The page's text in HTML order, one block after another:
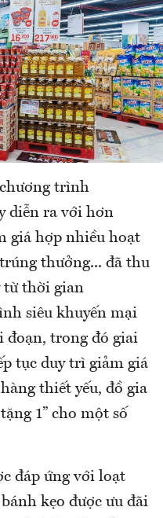
trình
diễn ra với hơn
giá hợp nhiều hoạt
thưởng... đã thu
từ thời gian
siêu khuyến mại
đoạn, trong đó giai
tục duy trì giảm giá
thiết yếu, đồ gia
1” cho một số
đáp ứng với loạt
kẹo được ưu đãi